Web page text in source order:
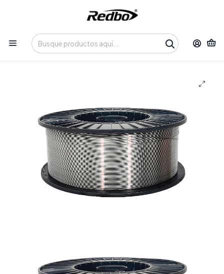
Tienda 100% Online con despacho a domicilio o retiro en
Oficina • Lun-Vie 09:30-14:00 / 15:00-17:30 • 📞 +56 9 3730 2311
Insumos y Accesorios
Alambres para Soldaduras Alambre FLUX E71T 0.9 mm 15KG